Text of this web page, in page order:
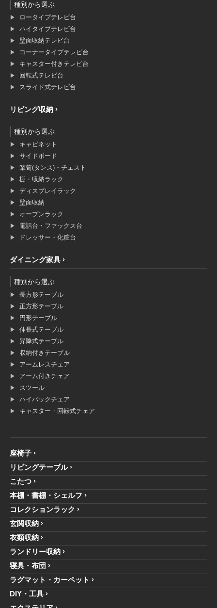
種別から選ぶ
ロータイプテレビ台
ハイタイプテレビ台
壁面収納テレビ台
コーナータイプテレビ台
キャスター付きテレビ台
回転式テレビ台
スライド式テレビ台
リビング収納
種別から選ぶ
キャビネット
サイドボード
箪笥(タンス)・チェスト
棚・収納ラック
ディスプレイラック
壁面収納
オープンラック
電話台・ファックス台
ドレッサー・化粧台
ダイニング家具
種別から選ぶ
長方形テーブル
正方形テーブル
円形テーブル
伸長式テーブル
昇降式テーブル
収納付きテーブル
アームレスチェア
アーム付きチェア
スツール
ハイバックチェア
キャスター・回転式チェア
座椅子
リビングテーブル
こたつ
本棚・書棚・シェルフ
コレクションラック
玄関収納
衣類収納
ランドリー収納
寝具・布団
ラグマット・カーペット
DIY・工具